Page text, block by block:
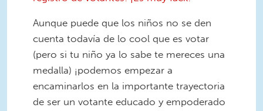
Aunque puede que los niños no se den
cuenta todavía de lo cool que es votar
(pero si tu niño ya lo sabe te mereces una
medalla) ¡podemos empezar a
encaminarlos en la importante trayectoria
de ser un votante educado y empoderado